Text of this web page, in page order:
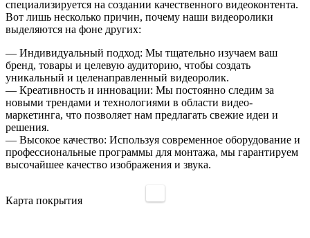
специализируется на создании качественного видеоконтента.
Вот лишь несколько причин, почему наши видеоролики
выделяются на фоне других:
— Индивидуальный подход: Мы тщательно изучаем ваш
бренд, товары и целевую аудиторию, чтобы создать
уникальный и целенаправленный видеоролик.
— Креативность и инновации: Мы постоянно следим за
новыми трендами и технологиями в области видео-
маркетинга, что позволяет нам предлагать свежие идеи и
решения.
— Высокое качество: Используя современное оборудование и
профессиональные программы для монтажа, мы гарантируем
высочайшее качество изображения и звука.
Карта покрытия